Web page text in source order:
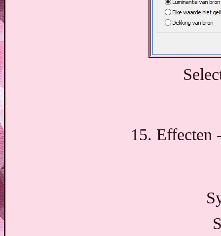
15. Effecten